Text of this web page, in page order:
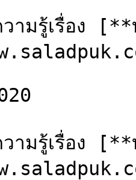
วามรู้เรื่อง
วามรู้เรื่อง